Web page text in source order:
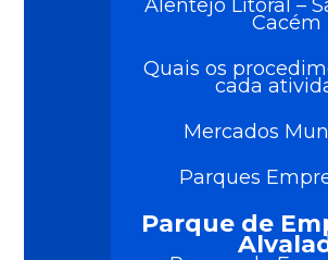
Alentejo Litoral –
Cacém
Quais os
cada
Mercados
Parques
Parque de